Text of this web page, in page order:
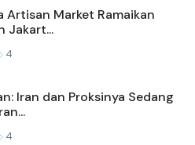
Artisan Market Ramaikan
Jakart...
4
Iran dan Proksinya Sedang
4